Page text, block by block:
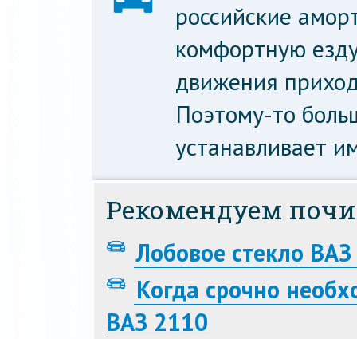
российские
комфортную
движения
Поэтому-то
устанавливает
Рекомендуем
Лобовое стекло
Когда срочно
ВАЗ 2110